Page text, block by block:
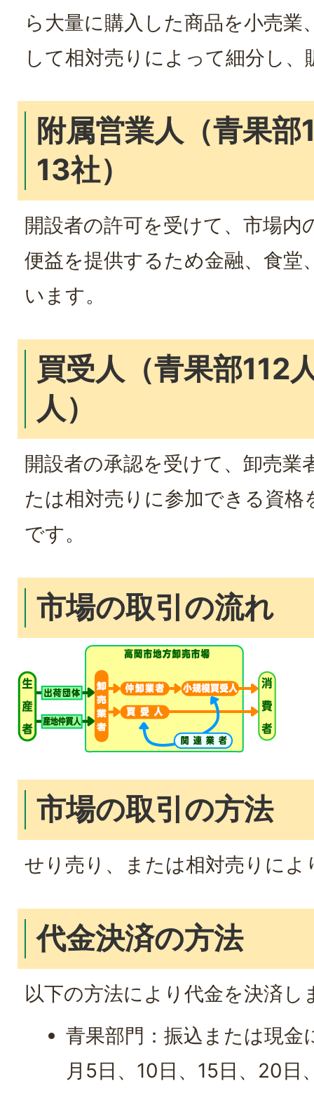
ら大量に購入した商品を小売業
して相対売りによって細分し、
附属営業人（青果
13社）
開設者の許可を受けて、市場内
便益を提供するため金融、食堂
います。
買受人（青果部112
人）
開設者の承認を受けて、卸売業
たは相対売りに参加できる資
です。
市場の取引の流れ
市場の取引の方法
せり売り、または相対売りによ
代金決済の方法
以下の方法により代金を決済し
青果部門：振込または現金
月5日、10日、15日、20日